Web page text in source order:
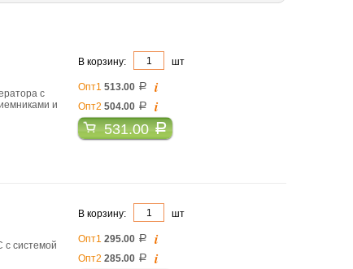
с
и
В корзину: шт
Опт1 513.00 a i
Опт2 504.00 a i
531.00a
с системой
В корзину: шт
Опт1 295.00 a i
Опт2 285.00 a i